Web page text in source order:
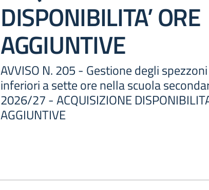
DISPONIBILITA’ ORE
AGGIUNTIVE
AVVISO N. 205 - Gestione degli spezzoni
inferiori a sette ore nella scuola
2026/27 - ACQUISIZIONE
AGGIUNTIVE